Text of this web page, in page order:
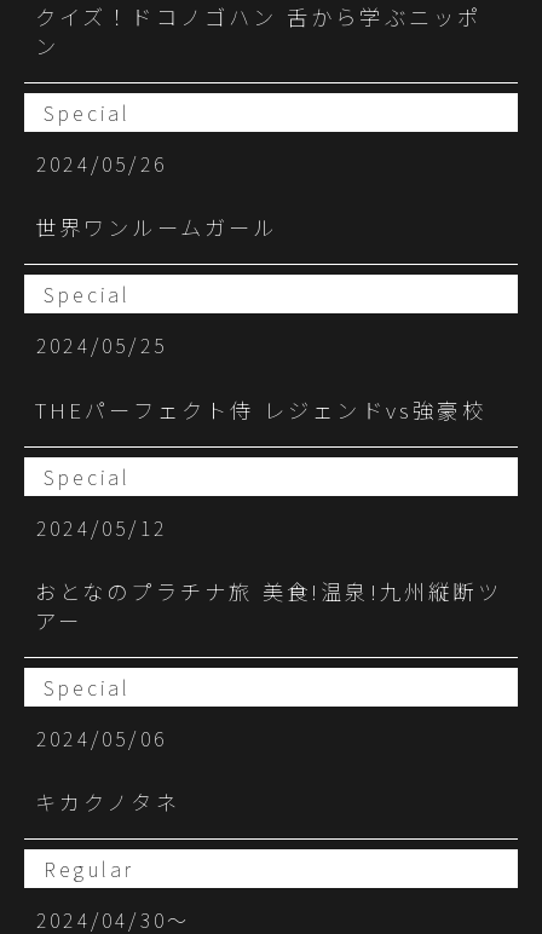
クイズ！ドコノゴハン 舌から学ぶニッポ
ン
Special
2024/05/26
世界ワンルームガール
Special
2024/05/25
THEパーフェクト侍 レジェンドvs強豪校
Special
2024/05/12
おとなのプラチナ旅 美食!温泉!九州縦断ツ
アー
Special
2024/05/06
キカクノタネ
Regular
2024/04/30〜